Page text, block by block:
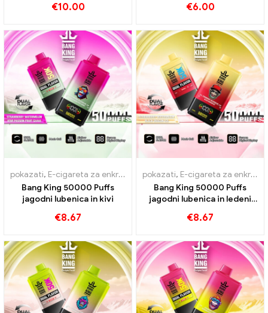
€10.00 €6.00
pokazati, E-cigareta za enkratno uporabo z nikotinom , E-cigarete
Bang King 50000 Puffs
jagodni lubenica in kivi
€8.67
pokazati, E-cigareta za enkratno uporabo z nikotinom
Bang King 50000 Puffs
jagodni lubenica in ledeni
€8.67